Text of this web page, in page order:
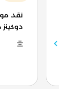
نقد